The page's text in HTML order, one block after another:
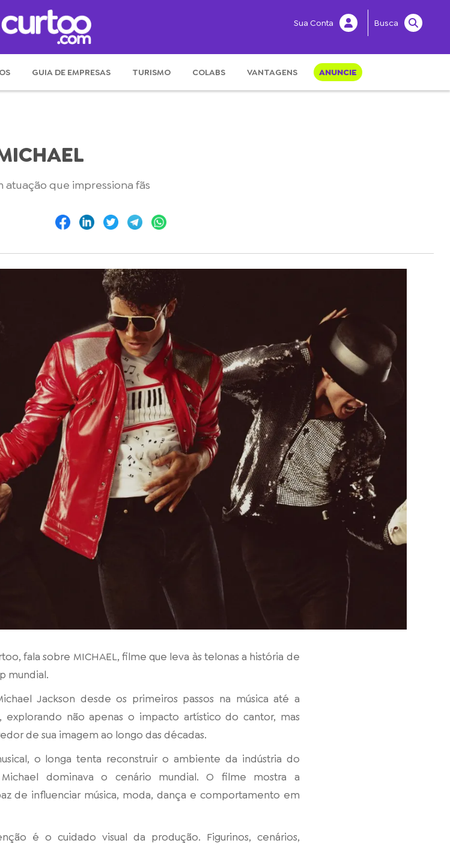
Busca
Sua Conta
GUIA DE EMPRESAS TURISMO COLABS VANTAGENS ANUNCIE
atuação que impressiona fãs
fala sobre MICHAEL, filme que leva às telonas a história de
mundial.
Jackson desde os primeiros passos na música até a
não apenas o impacto artístico do cantor, mas
de sua imagem ao longo das décadas.
o longa tenta reconstruir o ambiente da indústria do
dominava o cenário mundial. O filme mostra a
de influenciar música, moda, dança e comportamento em
é o cuidado visual da produção. Figurinos, cenários,